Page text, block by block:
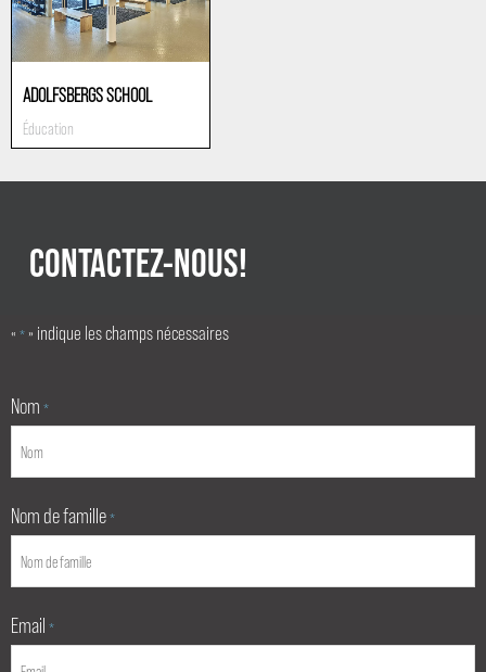
ADOLFSBERGS SCHOOL
Éducation
CONTACTEZ-NOUS!
« * » indique les champs nécessaires
Nom *
Nom de famille *
Email *